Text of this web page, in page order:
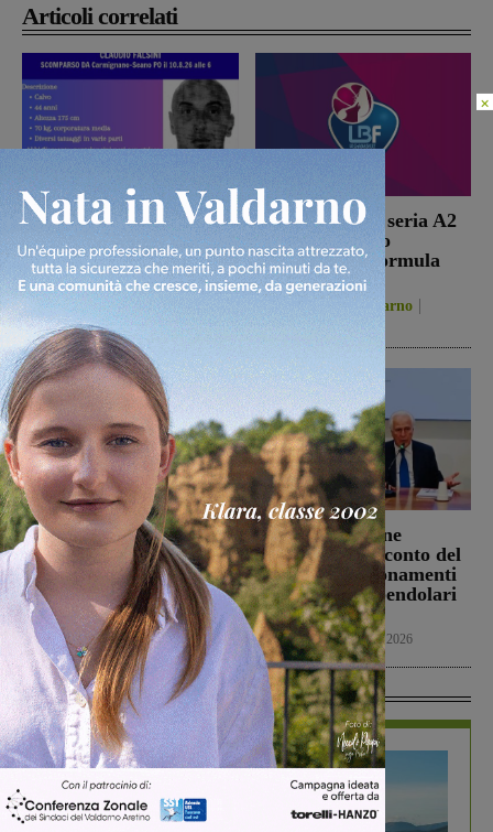
Articoli correlati
Ritrovato Claudio
Falsini, portato in
ospedale per
accertamenti
Cronaca 10 Agosto 2026
Campionato di seria A2
di pallacanestro
femminile, la formula
2026-2027
San Giovanni Valdarno
10 Agosto 2026
Scomparso da
Carmignano Seano, si
cerca Claudio Falsini:
per molti anni ha vissuto
a San Giovanni
Cronaca 10 Agosto 2026
Treni, la Regione
annuncia uno sconto del
50% sugli abbonamenti
di ottobre dei pendolari
toscani
Cronaca 10 Agosto 2026
In Vetrina
×